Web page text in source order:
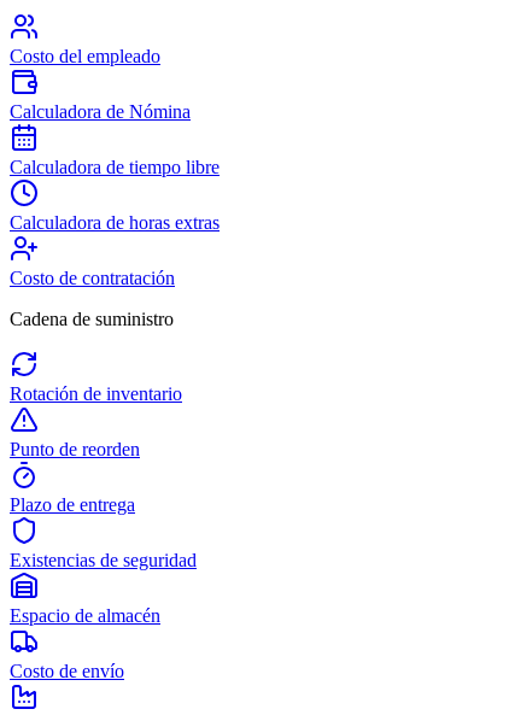
Costo del empleado
Calculadora de Nómina
Calculadora de tiempo libre
Calculadora de horas extras
Costo de contratación
Cadena de suministro
Rotación de inventario
Punto de reorden
Plazo de entrega
Existencias de seguridad
Espacio de almacén
Costo de envío